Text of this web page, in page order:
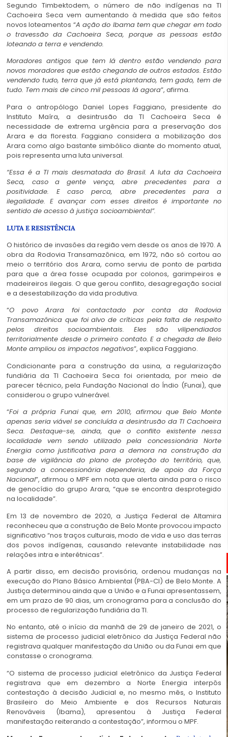
Segundo Timbektodem, o número de não indígenas na TI
Cachoeira Seca vem aumentando à medida que são feitos
novos loteamentos “A ação do Ibama tem que chegar em todo
o travessão da Cachoeira Seca, porque as pessoas estão
loteando a terra e vendendo.
Moradores antigos que tem lá dentro estão vendendo para
novos moradores que estão chegando de outros estados. Estão
vendendo tudo, terra que já está plantando, tem gado, tem de
tudo. Tem mais de cinco mil pessoas lá agora”, afirma.
Para o antropólogo Daniel Lopes Faggiano, presidente do
Instituto Maíra, a desintrusão da TI Cachoeira Seca é
necessidade de extrema urgência para a preservação dos
Arara e da floresta. Faggiano considera a mobilização dos
Arara como algo bastante simbólico diante do momento atual,
pois representa uma luta universal.
“Essa é a TI mais desmatada do Brasil. A luta da Cachoeira
Seca, caso a gente vença, abre precedentes para a
positividade. E caso perca, abre precedentes para a
ilegalidade. E avançar com esses direitos é importante no
sentido de acesso à justiça socioambiental”.
LUTA E RESISTÊNCIA
O histórico de invasões da região vem desde os anos de 1970. A
obra da Rodovia Transamazônica, em 1972, não só cortou ao
meio o território dos Arara, como serviu de ponto de partida
para que a área fosse ocupada por colonos, garimpeiros e
madeireiros ilegais. O que gerou conflito, desagregação social
e a desestabilização da vida produtiva.
“O povo Arara foi contactado por conta da Rodovia
Transamazônica que foi alvo de críticas pela falta de respeito
pelos direitos socioambientais. Eles são vilipendiados
territorialmente desde o primeiro contato. E a chegada de Belo
Monte ampliou os impactos negativos”, explica Faggiano.
Condicionante para a construção da usina, a regularização
fundiária da TI Cachoeira Seca foi orientada, por meio de
parecer técnico, pela Fundação Nacional do Índio (Funai), que
considerou o grupo vulnerável.
“Foi a própria Funai que, em 2010, afirmou que Belo Monte
apenas seria viável se concluída a desintrusão da TI Cachoeira
Seca. Destaque-se, ainda, que o conflito existente nessa
localidade vem sendo utilizado pela concessionária Norte
Energia como justificativa para a demora na construção da
base de vigilância do plano de proteção do território, que,
segundo a concessionária dependeria, de apoio da Força
Nacional”, afirmou o MPF em nota que alerta ainda para o risco
de genocídio do grupo Arara, “que se encontra desprotegido
na localidade”.
Em 13 de novembro de 2020, a Justiça Federal de Altamira
reconheceu que a construção de Belo Monte provocou impacto
significativo “nos traços culturais, modo de vida e uso das terras
dos povos indígenas, causando relevante instabilidade nas
relações intra e interétnicas”.
A partir disso, em decisão provisória, ordenou mudanças na
execução do Plano Básico Ambiental (PBA-CI) de Belo Monte. A
Justiça determinou ainda que a União e a Funai apresentassem,
em um prazo de 90 dias, um cronograma para a conclusão do
processo de regularização fundiária da TI.
No entanto, até o início da manhã de 29 de janeiro de 2021, o
sistema de processo judicial eletrônico da Justiça Federal não
registrava qualquer manifestação da União ou da Funai em que
constasse o cronograma.
“O sistema de processo judicial eletrônico da Justiça Federal
registrava que em dezembro a Norte Energia interpôs
contestação à decisão Judicial e, no mesmo mês, o Instituto
Brasileiro do Meio Ambiente e dos Recursos Naturais
Renováveis (Ibama), apresentou à Justiça Federal
manifestação reiterando a contestação”, informou o MPF.